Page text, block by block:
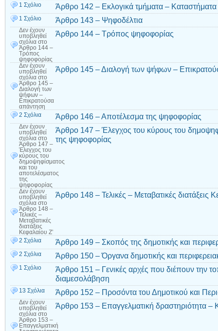
1 Σχόλιο Άρθρο 142 – Εκλογικά τμήματα –
1 Σχόλιο Άρθρο 143 – Ψηφοδέλτια
Δεν έχουν
υποβληθεί
σχόλια στο
Άρθρο 144 –
Τρόπος
ψηφοφορίας
Άρθρο 144 – Τρόπος ψηφοφορίας
Δεν έχουν
υποβληθεί
σχόλια στο
Άρθρο 145 –
Διαλογή των
ψήφων –
Επικρατούσα
απάντηση
Άρθρο 145 – Διαλογή των ψήφων –
2 Σχόλια Άρθρο 146 – Αποτέλεσμα της ψηφοφορίας
Δεν έχουν
υποβληθεί
σχόλια στο
Άρθρο 147 –
Έλεγχος του
κύρους του
δημοψηφίσματος
και του
αποτελέσματος
της
ψηφοφορίας
Άρθρο 147 – Έλεγχος του κύρους του
της ψηφοφορίας
Δεν έχουν
υποβληθεί
σχόλια στο
Άρθρο 148 –
Τελικές –
Μεταβατικές
διατάξεις
Κεφαλαίου Ζ’
Άρθρο 148 – Τελικές – Μεταβατικές διατάξεις
2 Σχόλια Άρθρο 149 – Σκοπός της δημοτικής και
2 Σχόλια Άρθρο 150 – Όργανα δημοτικής και
1 Σχόλιο
Άρθρο 151 – Γενικές αρχές που διέπουν την
διαμεσολάβηση
13 Σχόλια Άρθρο 152 – Προσόντα του Δημοτικού και
Δεν έχουν
υποβληθεί
σχόλια στο
Άρθρο 153 –
Επαγγελματική
Άρθρο 153 – Επαγγελματική δραστηριότητα –